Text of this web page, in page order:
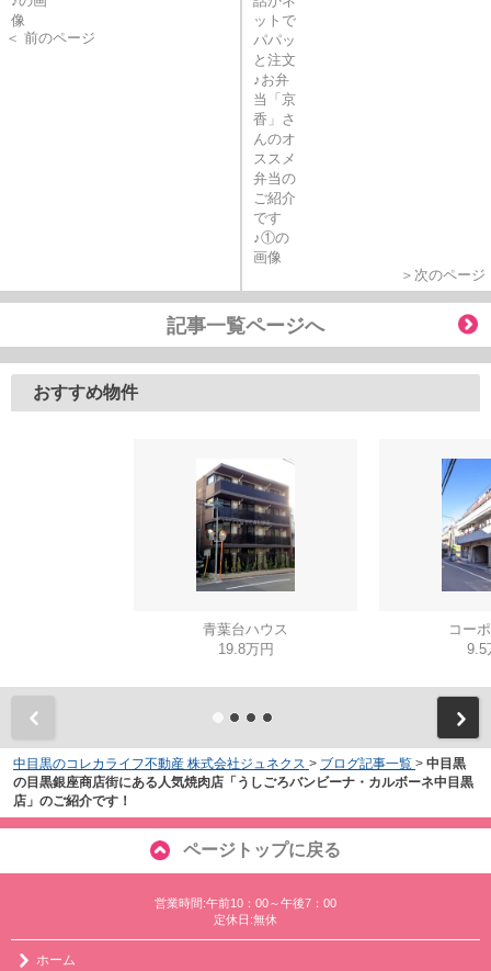
＜ 前のページ
＞次のページ
記事一覧ページへ
おすすめ物件
青葉台ハウス
19.8万円
コー
9.5
中目黒のコレカライフ不動産 株式会社ジュネクス > ブログ記事一覧 > 中目黒
の目黒銀座商店街にある人気焼肉店「うしごろバンビーナ・カルボーネ中目黒
店」のご紹介です！
ページトップに戻る
営業時間:午前10：00～午後7：00
定休日:無休
ホーム